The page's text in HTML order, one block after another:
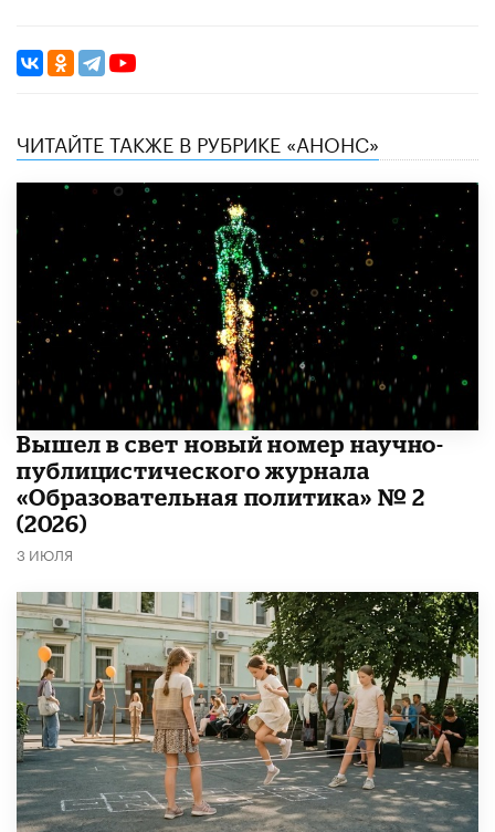
ЧИТАЙТЕ ТАКЖЕ В РУБРИКЕ «АНОНС»
Вышел в свет новый номер научно-
публицистического журнала
«Образовательная политика» № 2
(2026)
3 ИЮЛЯ